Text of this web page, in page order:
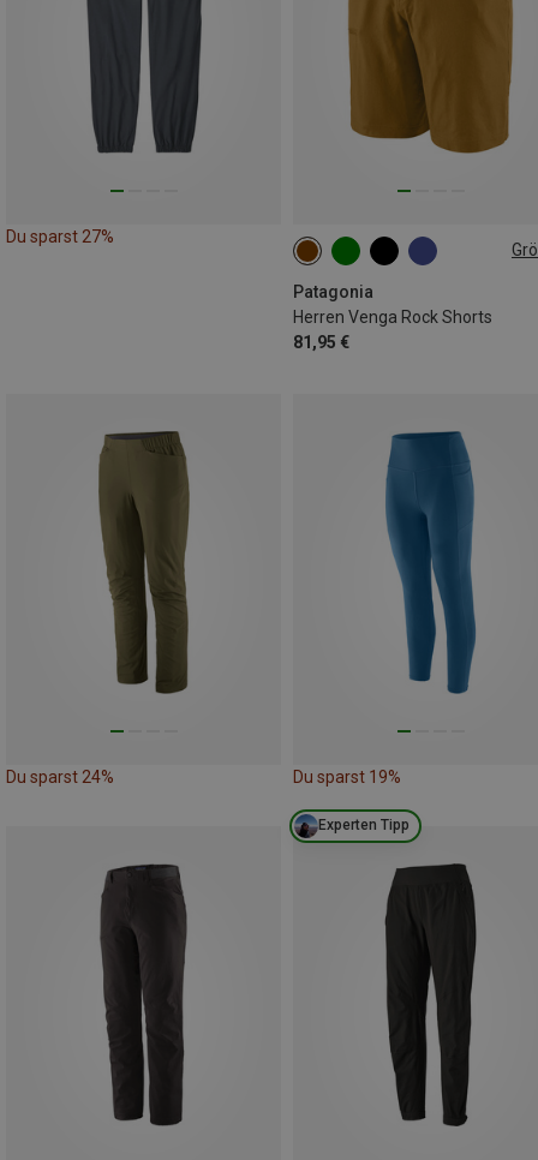
Du sparst 27%
Patagonia
Herren Venga Rock Shorts
81,95 €
M L XL
Du sparst 24% Du sparst 19%
Experten Tipp